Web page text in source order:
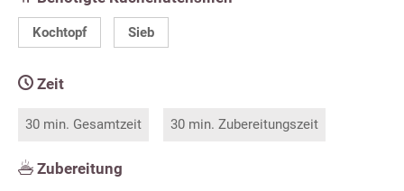
Kochtopf Sieb
Zeit
30 min. Gesamtzeit 30 min. Zubereitungszeit
Zubereitung